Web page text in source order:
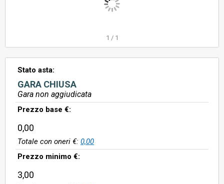
1 / 1
Stato asta:
GARA CHIUSA
Gara non aggiudicata
Prezzo base €:
0,00
Totale con oneri €: 0,00
Prezzo minimo €:
3,00